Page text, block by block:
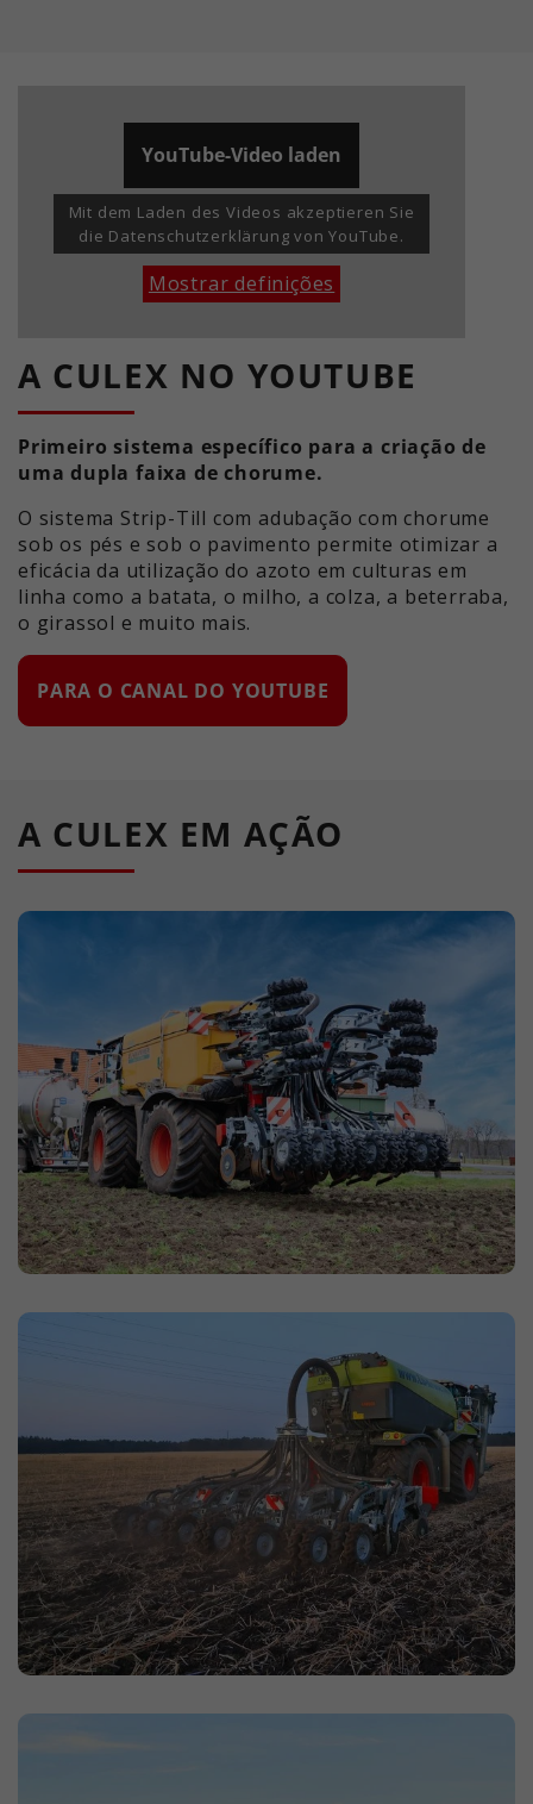
YouTube-Video laden
Mit dem Laden des Videos akzeptieren Sie
die Datenschutzerklärung von YouTube.
Mostrar definições
A CULEX NO YOUTUBE
Primeiro sistema específico para a criação de
uma dupla faixa de chorume.
O sistema Strip-Till com adubação com chorume
sob os pés e sob o pavimento permite otimizar a
eficácia da utilização do azoto em culturas em
linha como a batata, o milho, a colza, a beterraba,
o girassol e muito mais.
PARA O CANAL DO YOUTUBE
A CULEX EM AÇÃO